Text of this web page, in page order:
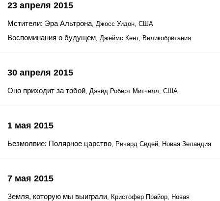
23 апреля 2015
Мстители: Эра Альтрона, Джосс Уидон, США
Воспоминания о будущем, Джеймс Кент, Великобритания
30 апреля 2015
Оно приходит за тобой, Дэвид Роберт Митчелл, США
1 мая 2015
Безмолвие: Полярное царство, Ричард Сидей, Новая Зеландия
7 мая 2015
Земля, которую мы выиграли, Кристофер Прайор, Новая